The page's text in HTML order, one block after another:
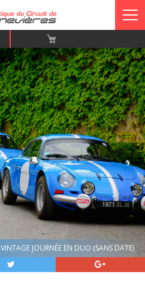
VINTAGE JOURNÉE EN DUO (SANS DATE)